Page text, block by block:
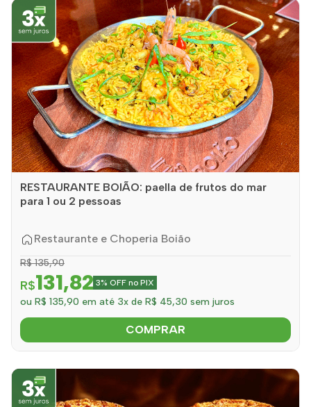
RESTAURANTE BOIÃO: paella de frutos do mar
para 1 ou 2 pessoas
Restaurante e Choperia Boião
R$ 135,90
R$131,82 3% OFF no PIX
ou R$ 135,90 em até 3x de R$ 45,30 sem juros
COMPRAR